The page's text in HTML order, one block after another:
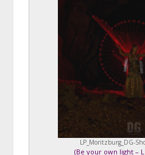
LP_Moritzburg_DG-
(Be your own light –